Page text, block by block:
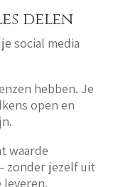
delen
social media
hebben. Je
open en
waarde
zonder jezelf uit